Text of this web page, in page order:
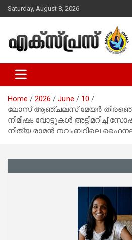
Skip
to
Saturday, August 8, 2026
Express Herald –
Christian News
Home 2026 June
10
ലോസ് ആഞ്ചലസ് മേയർ
നിമിഷം വോട്ടുകൾ അട്ടിമറിച്ച്
നിത്യ രാമൻ നവംബറിലെ